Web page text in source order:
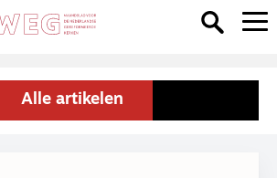
Alle artikelen